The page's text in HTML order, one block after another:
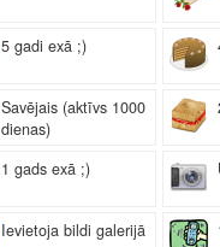
5 gadi exā ;)
Savējais (aktīvs 1000
dienas)
1 gads exā ;)
Ievietoja bildi galerijā